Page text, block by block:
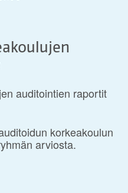
auditointien raportit
korkeakoulun
arviosta.